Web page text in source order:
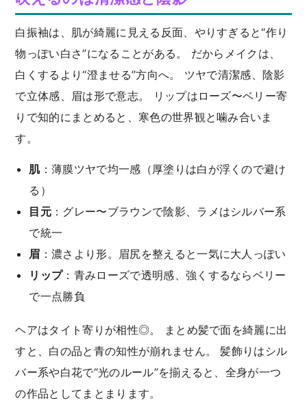
白振袖は、肌が綺麗に見える反面、やりすぎると“作り
物っぽい白さ”になることがある。 だからメイクは、
白くするより“澄ませる”方向へ。 ツヤで清潔感、陰影
で立体感、眉は形で意志。 リップはローズ〜ベリー寄
りで知的にまとめると、寒色の世界観と噛み合いま
す。
肌：薄膜ツヤで均一感（厚塗りは白が浮くので避け
る）
目元 ：グレー〜ブラウンで陰影、ラメはシルバー系
で統一
眉 ：濃さより形。眉尻を整えると一気に大人っぽい
リップ：青みローズで透明感、強くするならベリー
で一点勝負
ヘアはタイト寄りが相性◎。 まとめ髪で面を綺麗に出
すと、白の品と青の知性が崩れません。 髪飾りはシル
バー系や白花で“光のルール”を揃えると、全身が一つ
の作品としてまとまります。